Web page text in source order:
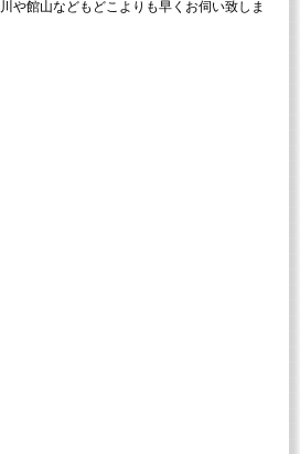
や館山などもどこよりも早くお伺い致しま